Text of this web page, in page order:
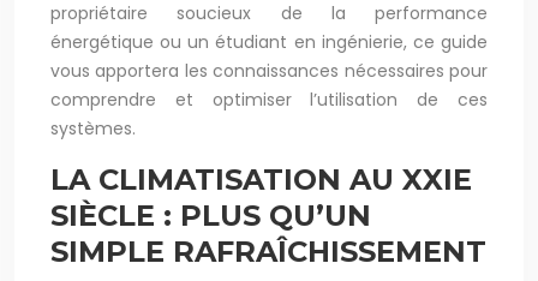
propriétaire soucieux de la performance
énergétique ou un étudiant en ingénierie, ce guide
vous apportera les connaissances nécessaires pour
comprendre et optimiser l’utilisation de ces
systèmes.
LA CLIMATISATION AU XXIE
SIÈCLE : PLUS QU’UN
SIMPLE RAFRAÎCHISSEMENT